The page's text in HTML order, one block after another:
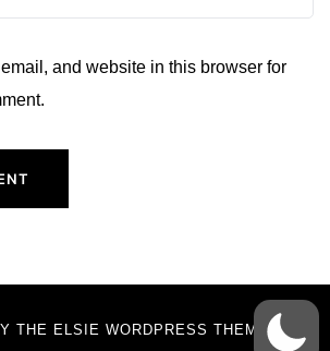
and website in this browser for
THE ELSIE WORDPRESS THEME